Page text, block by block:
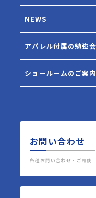
NEWS
アパレル付属の勉強会
ショールームのご案内
お問い合わせ
各種お問い合わせ・ご相談